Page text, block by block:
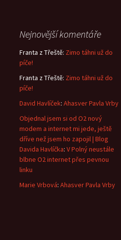
Nejnovější komentáře
Franta z Třeště: Zimo táhni už do
píče!
Franta z Třeště: Zimo táhni už do
píče!
David Havlíček: Ahasver Pavla Vrby
Objednal jsem si od O2 nový
modem a internet mi jede, ještě
dříve než jsem ho zapojil | Blog
Davida Havlíčka: V Polný neustále
blbne O2 internet přes pevnou
linku
Marie Vrbová: Ahasver Pavla Vrby